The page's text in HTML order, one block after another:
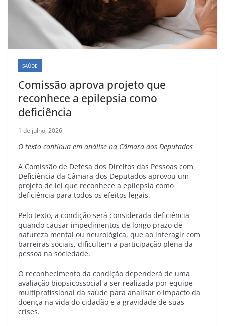
SAÚDE
Comissão aprova projeto que
reconhece a epilepsia como
deficiência
1 de julho, 2026
O texto continua em análise na Câmara dos Deputados
A Comissão de Defesa dos Direitos das Pessoas com
Deficiência da Câmara dos Deputados aprovou um
projeto de lei que reconhece a epilepsia como
deficiência para todos os efeitos legais.
Pelo texto, a condição será considerada deficiência
quando causar impedimentos de longo prazo de
natureza mental ou neurológica, que ao interagir com
barreiras sociais, dificultem a participação plena da
pessoa na sociedade.
O reconhecimento da condição dependerá de uma
avaliação biopsicossocial a ser realizada por equipe
multiprofissional da saúde para analisar o impacto da
doença na vida do cidadão e a gravidade de suas
crises.